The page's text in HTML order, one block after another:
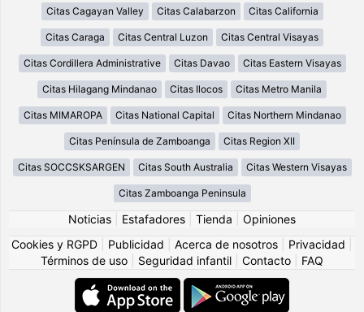
Citas Cagayan Valley Citas Calabarzon Citas California
Citas Caraga Citas Central Luzon Citas Central Visayas
Citas Cordillera Administrative Citas Davao Citas Eastern Visayas
Citas Hilagang Mindanao Citas Ilocos Citas Metro Manila
Citas MIMAROPA Citas National Capital Citas Northern Mindanao
Citas Península de Zamboanga Citas Region XII
Citas SOCCSKSARGEN Citas South Australia Citas Western Visayas
Citas Zamboanga Peninsula
Noticias Estafadores Tienda
Opiniones
Cookies y RGPD
Publicidad Acerca de nosotros Privacidad
Términos de uso
Seguridad infantil Contacto FAQ